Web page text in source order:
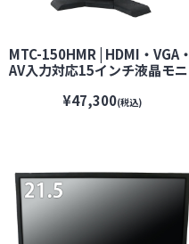
MTC-150HMR | HDMI・VGA・
AV入力対応15インチ液晶モニ
メラ】【セキュリティーカメ
¥47,300(税込)